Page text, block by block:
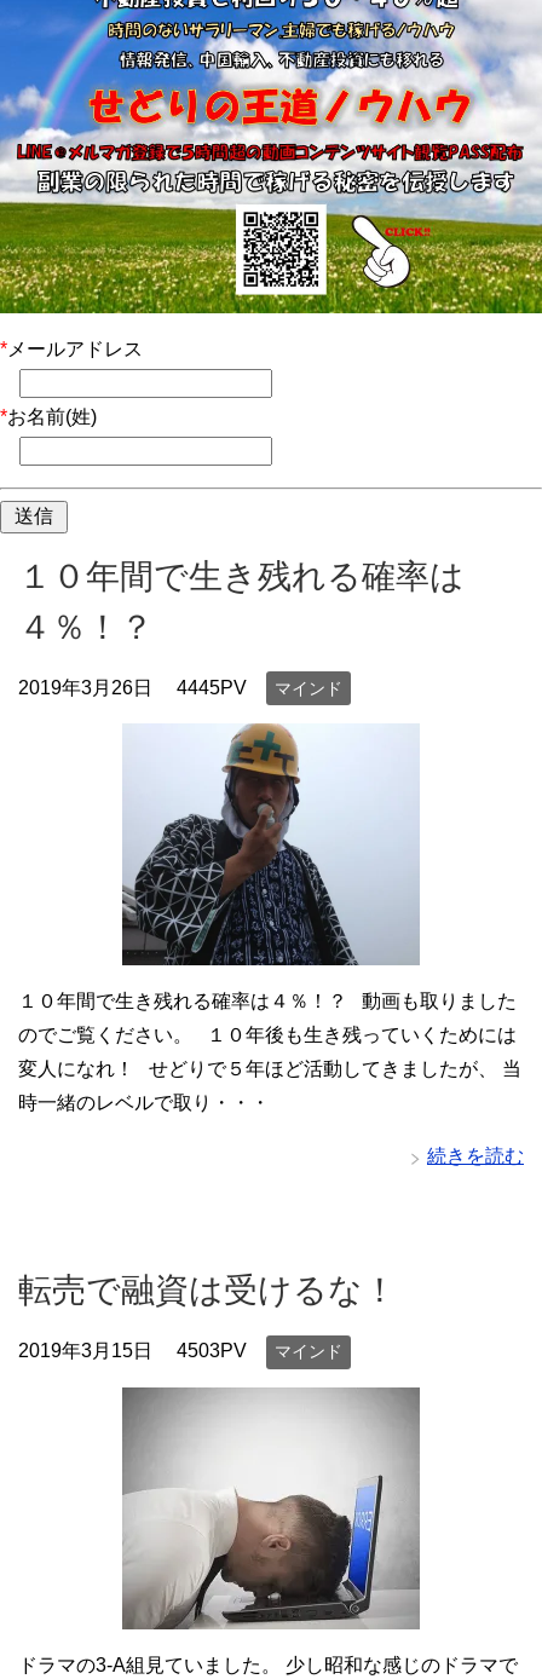
* メールアドレス
*お名前(姓)
１０年間で生き残れる確率は
４％！？
2019年3月26日 4445PV マインド
１０年間で生き残れる確率は４％！？ 動画も取りました
のでご覧ください。 １０年後も生き残っていくためには
変人になれ！ せどりで５年ほど活動してきましたが、 当
時一緒のレベルで取り・・・
続きを読む
転売で融資は受けるな！
2019年3月15日 4503PV マインド
ドラマの3-A組見ていました。 少し昭和な感じのドラマで